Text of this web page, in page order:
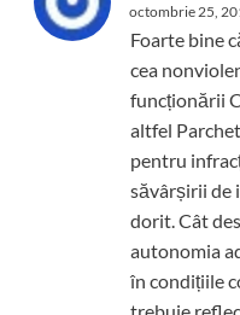
octombrie 25,
Foarte bine
cea
funcționării
altfel
pentru
săvârșirii de
dorit. Cât
autonomia
în condițiile